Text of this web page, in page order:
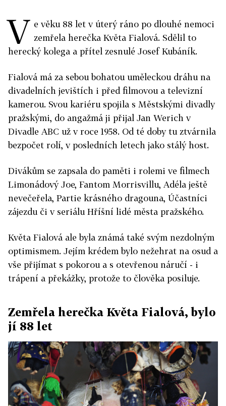
V e věku 88 let v úterý ráno po dlouhé nemoci
zemřela herečka Květa Fialová. Sdělil to
herecký kolega a přítel zesnulé Josef Kubáník.
Fialová má za sebou bohatou uměleckou dráhu na
divadelních jevištích i před filmovou a televizní
kamerou. Svou kariéru spojila s Městskými divadly
pražskými, do angažmá ji přijal Jan Werich v
Divadle ABC už v roce 1958. Od té doby tu ztvárnila
bezpočet rolí, v posledních letech jako stálý host.
Divákům se zapsala do paměti i rolemi ve filmech
Limonádový Joe, Fantom Morrisvillu, Adéla ještě
nevečeřela, Partie krásného dragouna, Účastníci
zájezdu či v seriálu Hříšní lidé města pražského.
Květa Fialová ale byla známá také svým nezdolným
optimismem. Jejím krédem bylo nežehrat na osud a
vše přijímat s pokorou a s otevřenou náručí - i
trápení a překážky, protože to člověka posiluje.
Zemřela herečka Květa Fialová, bylo
jí 88 let